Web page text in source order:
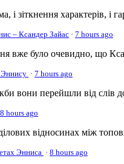
і зіткнення характерів,
– Ксандер Зайас · 7 hours ago
вже було очевидно, що
Эннису · 7 hours ago
вони перейшли від слів
8 hours ago
відносинах між
Энниса · 8 hours ago